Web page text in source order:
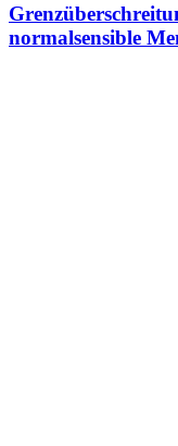
normalsensible